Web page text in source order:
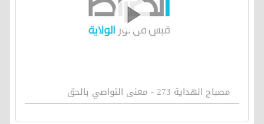
مصباح الهداية 273 - معنى التواصي بالحق